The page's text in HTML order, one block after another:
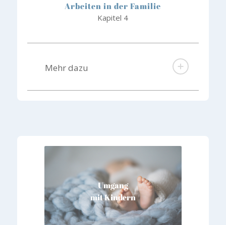
Arbeiten in der Familie
Kapitel 4
Mehr dazu
Umgang
mit Kindern